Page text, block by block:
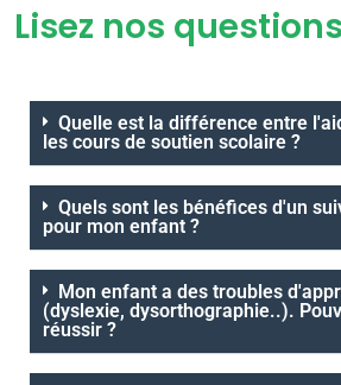
Lisez nos
Quelle est la différence entre
les cours de soutien scolaire ?
Quels sont les bénéfices d'un
pour mon enfant ?
Mon enfant a des troubles
(dyslexie, dysorthographie..).
réussir ?